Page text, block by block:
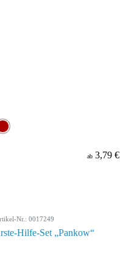
ab 3,79 €
Nr.: 0017249
Hilfe-Set „Pankow“